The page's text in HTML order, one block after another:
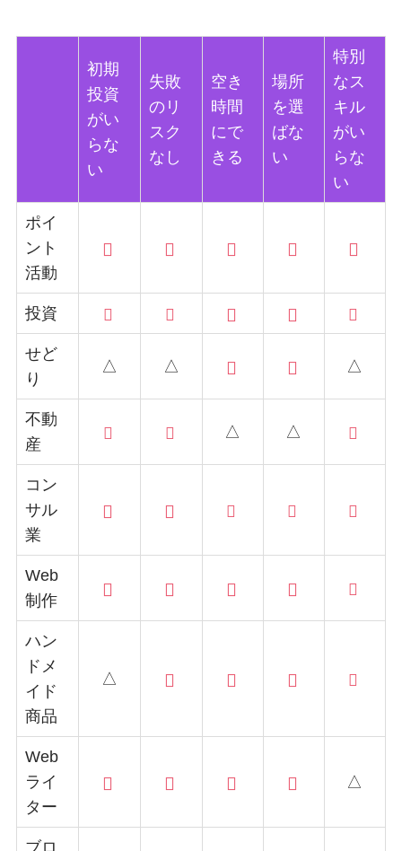
初期
投資
がい
らな
い
失敗
のリ
スク
なし
空き
時間
にで
きる
場所
を選
ばな
い
特別
なス
キル
がい
らな
い
ポイ
ント
活動
投資
せど
り
△ △ △
不動
産
△ △
コン
サル
業
Web
制作
ハン
ドメ
イド
商品
△
Web
ライ
ター
△